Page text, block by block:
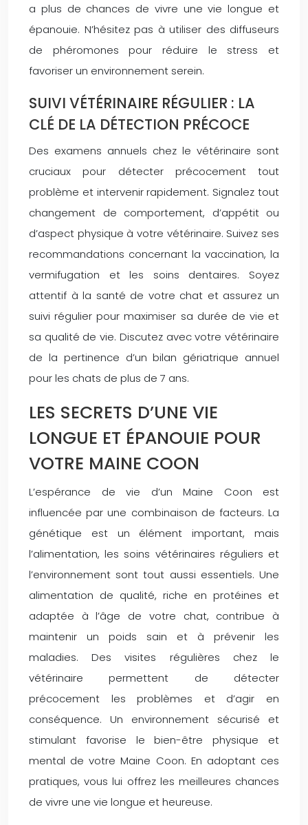
a plus de chances de vivre une vie longue et
épanouie. N’hésitez pas à utiliser des diffuseurs
de phéromones pour réduire le stress et
favoriser un environnement serein.
SUIVI VÉTÉRINAIRE RÉGULIER : LA
CLÉ DE LA DÉTECTION PRÉCOCE
Des examens annuels chez le vétérinaire sont
cruciaux pour détecter précocement tout
problème et intervenir rapidement. Signalez tout
changement de comportement, d’appétit ou
d’aspect physique à votre vétérinaire. Suivez ses
recommandations concernant la vaccination, la
vermifugation et les soins dentaires. Soyez
attentif à la santé de votre chat et assurez un
suivi régulier pour maximiser sa durée de vie et
sa qualité de vie. Discutez avec votre vétérinaire
de la pertinence d’un bilan gériatrique annuel
pour les chats de plus de 7 ans.
LES SECRETS D’UNE VIE
LONGUE ET ÉPANOUIE POUR
VOTRE MAINE COON
L’espérance de vie d’un Maine Coon est
influencée par une combinaison de facteurs. La
génétique est un élément important, mais
l’alimentation, les soins vétérinaires réguliers et
l’environnement sont tout aussi essentiels. Une
alimentation de qualité, riche en protéines et
adaptée à l’âge de votre chat, contribue à
maintenir un poids sain et à prévenir les
maladies. Des visites régulières chez le
vétérinaire permettent de détecter
précocement les problèmes et d’agir en
conséquence. Un environnement sécurisé et
stimulant favorise le bien-être physique et
mental de votre Maine Coon. En adoptant ces
pratiques, vous lui offrez les meilleures chances
de vivre une vie longue et heureuse.